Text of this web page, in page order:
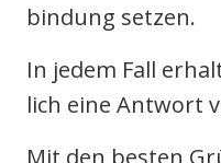
bin­dung set­zen.
In jedem Fall
lich eine Ant­wort
Mit den bes­ten